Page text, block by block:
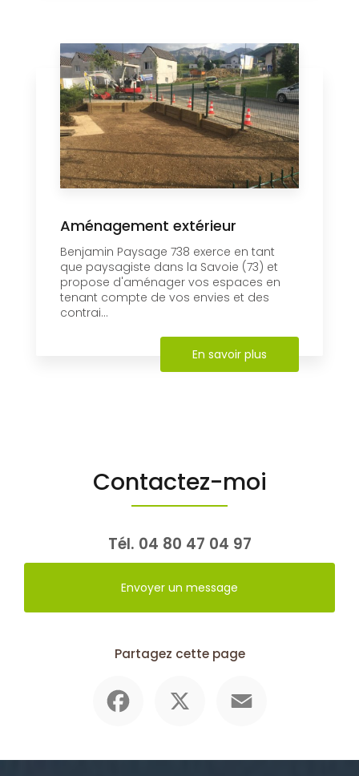
Aménagement extérieur
Benjamin Paysage 738 exerce en tant
que paysagiste dans la Savoie (73) et
propose d'aménager vos espaces en
tenant compte de vos envies et des
contrai...
En savoir plus
Contactez-moi
Tél. 04 80 47 04 97
Envoyer un message
Partagez cette page